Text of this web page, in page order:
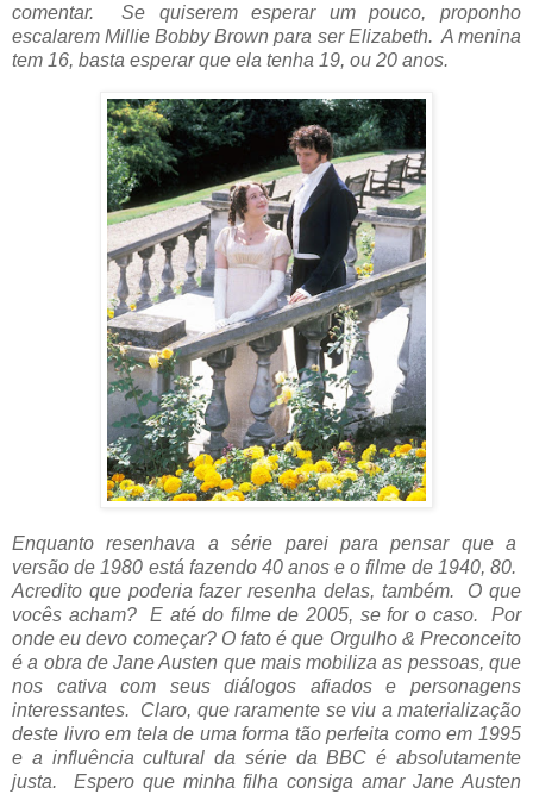
comentar.Se quiserem esperar um pouco, proponho
escalaremMillie Bobby Brown para ser Elizabeth. A menina
tem 16, basta esperar que ela tenha 19, ou 20 anos.
Enquanto resenhava a série parei para pensar que a
versão de 1980 está fazendo 40 anos e o filme de 1940, 80.
Acredito que poderia fazer resenha delas, também. O que
vocês acham? E até do filme de 2005, se for o caso. Por
onde eu devo começar? O fato é que Orgulho & Preconceito
é a obra de Jane Austen que mais mobiliza as pessoas, que
nos cativa com seus diálogos afiados e personagens
interessantes. Claro, que raramente se viu a materialização
deste livro em tela de uma forma tão perfeita como em 1995
e a influência cultural da série da BBC é absolutamente
justa. Espero que minha filha consiga amar Jane Austen